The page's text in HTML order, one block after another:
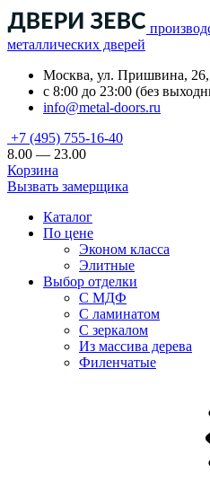
металлических дверей
Москва, ул. Пришвина,
с 8:00 до 23:00 (без
info@metal-doors.ru
+7 (495) 755-16-40
8.00 — 23.00
Корзина
Вызвать замерщика
Каталог
По цене
Эконом класса
Элитные
Выбор отделки
С МДФ
С ламинатом
С зеркалом
Из массива дерева
Филенчатые